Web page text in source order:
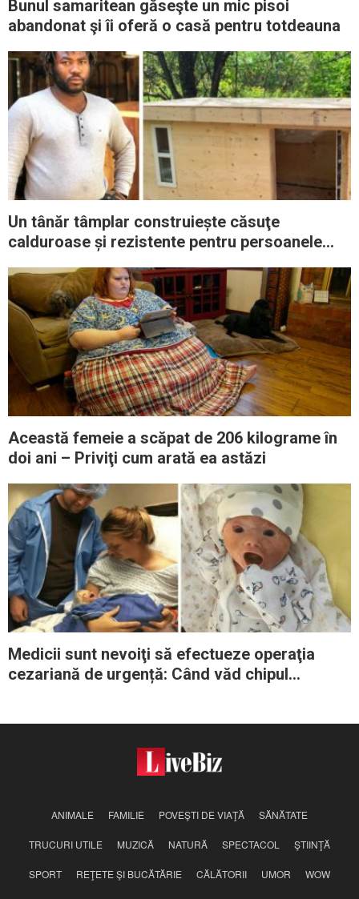
Bunul samaritean găseşte un mic pisoi
abandonat şi îi oferă o casă pentru totdeauna
Un tânăr tâmplar construiește căsuţe
calduroase și rezistente pentru persoanele
iarna”
Această femeie a scăpat de 206 kilograme în
doi ani – Priviţi cum arată ea astăzi
Medicii sunt nevoiţi să efectueze operaţia
cezariană de urgență: Când văd chipul
ANIMALE FAMILIE POVEŞTI DE VIAŢĂ SĂNĂTATE
TRUCURI UTILE MUZICĂ NATURĂ SPECTACOL ŞTIINŢĂ
SPORT REŢETE ŞI BUCĂTĂRIE CĂLĂTORII UMOR WOW